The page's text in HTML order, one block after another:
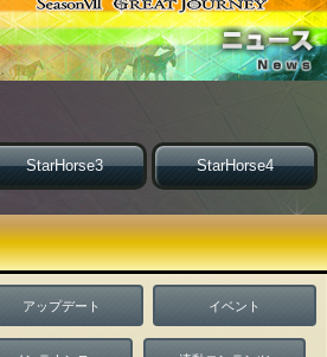
StarHorse3 StarHorse4
アップデート イベント